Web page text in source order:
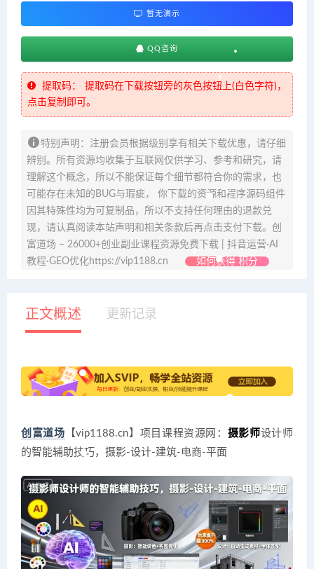
暂无演示
QQ咨询
提取码：
提取码在下载按钮旁的灰色按钮上(白色字符)，
点击复制即可。
特别声明：注册会员根据级别享有相关下载优惠，请仔细
辨别。所有资源均收集于互联网仅供学习、参考和研究，请
理解这个概念，所以不能保证每个细节都符合你的需求，也
可能存在未知的BUG与瑕疵， 你下载的资源和程序源码组件
因其特殊性均为可复制品，所以不支持任何理由的退款兑
现，请认真阅读本站声明和相关条款后再点击支付下载。创
富道场 – 26000+创业副业课程资源免费下载 | 抖音运营·AI
教程·GEO优化https://vip1188.cn
如何获得 积分
正文概述 更新记录
创富道场 【vip1188.cn】项目课程资源网： 摄影师设计师
的智能辅助技巧，摄影-设计-建筑-电商-平面